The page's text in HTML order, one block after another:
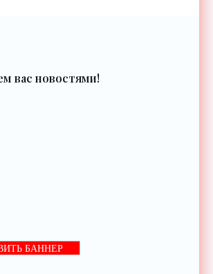
вас новостями!
БАННЕР